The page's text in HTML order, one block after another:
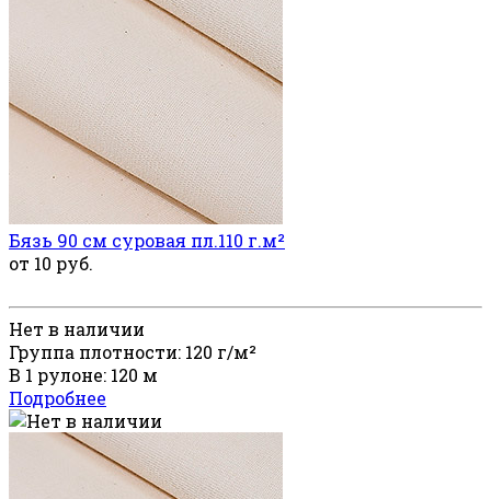
Бязь 90 см суровая пл.110 г.м²
от 10 руб.
Нет в наличии
Группа плотности: 120 г/м²
В 1 рулоне: 120 м
Подробнее